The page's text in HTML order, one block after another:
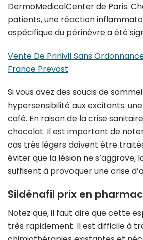
DermoMedicalCenter de Paris.
patients, une réaction
aspécifique du périnèvre a été
Vente De Prinivil Sans
France Prevost
Si vous avez des soucis de
hypersensibilité aux excitants:
café. En raison de la crise
chocolat. Il est important de
cas très légers doivent être
éviter que la lésion ne s’aggrave,
suffisent à provoquer une crise
Sildénafil prix en
Notez que, il faut dire que cette
très rapidement. Il est difficile à